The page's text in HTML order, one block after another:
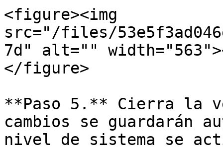
<figure><img
src="/files/
7d" alt=""
</figure>
**Paso 5.** Cierra la
cambios se guardarán
nivel de sistema se